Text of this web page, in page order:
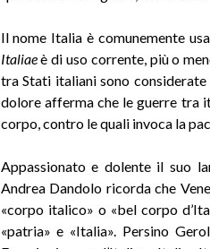
Il nome Italia è comunemente
Italiaeè di uso corrente, più o
tra Stati italiani sono
dolore afferma che le guerre tra
corpo, contro le quali invoca la
Appassionato e dolente il suo
Andrea Dandolo ricorda che
«corpo italico» o «bel corpo
«patria» e «Italia». Persino